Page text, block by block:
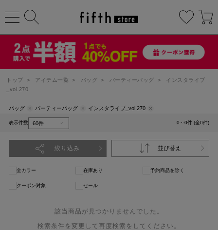
トップ > アイテム一覧 > バッグ > パーティーバッグ >
インスタライブ
_vol.270
バッグ パーティーバッグ インスタライブ_vol.270
表示件数 0～0件 (全0件)
絞り込み 並び替え
全カラー 在庫あり 予約商品を除く
クーポン対象 セール
該当商品が見つかりませんでした。
検索条件を変更して再度検索をしてください。